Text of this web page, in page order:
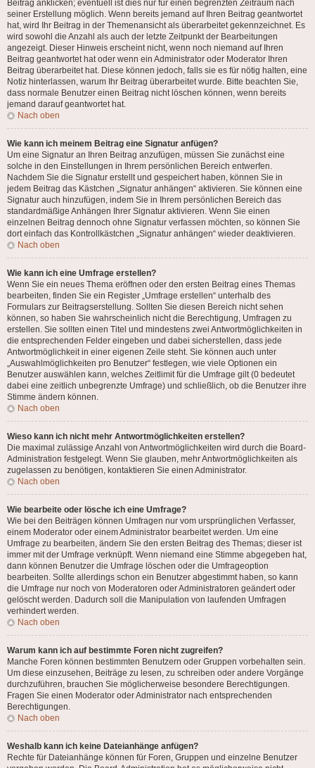
Beitrag anklicken; eventuell ist dies nur für einen begrenzten Zeitraum nach
seiner Erstellung möglich. Wenn bereits jemand auf Ihren Beitrag geantwortet
hat, wird Ihr Beitrag in der Themenansicht als überarbeitet gekennzeichnet. Es
wird sowohl die Anzahl als auch der letzte Zeitpunkt der Bearbeitungen
angezeigt. Dieser Hinweis erscheint nicht, wenn noch niemand auf Ihren
Beitrag geantwortet hat oder wenn ein Administrator oder Moderator Ihren
Beitrag überarbeitet hat. Diese können jedoch, falls sie es für nötig halten, eine
Notiz hinterlassen, warum Ihr Beitrag überarbeitet wurde. Bitte beachten Sie,
dass normale Benutzer einen Beitrag nicht löschen können, wenn bereits
jemand darauf geantwortet hat.
Nach oben
Wie kann ich meinem Beitrag eine Signatur anfügen?
Um eine Signatur an Ihren Beitrag anzufügen, müssen Sie zunächst eine
solche in den Einstellungen in Ihrem persönlichen Bereich entwerfen.
Nachdem Sie die Signatur erstellt und gespeichert haben, können Sie in
jedem Beitrag das Kästchen „Signatur anhängen“ aktivieren. Sie können eine
Signatur auch hinzufügen, indem Sie in Ihrem persönlichen Bereich das
standardmäßige Anhängen Ihrer Signatur aktivieren. Wenn Sie einen
einzelnen Beitrag dennoch ohne Signatur verfassen möchten, so können Sie
dort einfach das Kontrollkästchen „Signatur anhängen“ wieder deaktivieren.
Nach oben
Wie kann ich eine Umfrage erstellen?
Wenn Sie ein neues Thema eröffnen oder den ersten Beitrag eines Themas
bearbeiten, finden Sie ein Register „Umfrage erstellen“ unterhalb des
Formulars zur Beitragserstellung. Sollten Sie diesen Bereich nicht sehen
können, so haben Sie wahrscheinlich nicht die Berechtigung, Umfragen zu
erstellen. Sie sollten einen Titel und mindestens zwei Antwortmöglichkeiten in
die entsprechenden Felder eingeben und dabei sicherstellen, dass jede
Antwortmöglichkeit in einer eigenen Zeile steht. Sie können auch unter
„Auswahlmöglichkeiten pro Benutzer“ festlegen, wie viele Optionen ein
Benutzer auswählen kann, welches Zeitlimit für die Umfrage gilt (0 bedeutet
dabei eine zeitlich unbegrenzte Umfrage) und schließlich, ob die Benutzer ihre
Stimme ändern können.
Nach oben
Wieso kann ich nicht mehr Antwortmöglichkeiten erstellen?
Die maximal zulässige Anzahl von Antwortmöglichkeiten wird durch die Board-
Administration festgelegt. Wenn Sie glauben, mehr Antwortmöglichkeiten als
zugelassen zu benötigen, kontaktieren Sie einen Administrator.
Nach oben
Wie bearbeite oder lösche ich eine Umfrage?
Wie bei den Beiträgen können Umfragen nur vom ursprünglichen Verfasser,
einem Moderator oder einem Administrator bearbeitet werden. Um eine
Umfrage zu bearbeiten, ändern Sie den ersten Beitrag des Themas; dieser ist
immer mit der Umfrage verknüpft. Wenn niemand eine Stimme abgegeben hat,
dann können Benutzer die Umfrage löschen oder die Umfrageoption
bearbeiten. Sollte allerdings schon ein Benutzer abgestimmt haben, so kann
die Umfrage nur noch von Moderatoren oder Administratoren geändert oder
gelöscht werden. Dadurch soll die Manipulation von laufenden Umfragen
verhindert werden.
Nach oben
Warum kann ich auf bestimmte Foren nicht zugreifen?
Manche Foren können bestimmten Benutzern oder Gruppen vorbehalten sein.
Um diese einzusehen, Beiträge zu lesen, zu schreiben oder andere Vorgänge
durchzuführen, brauchen Sie möglicherweise besondere Berechtigungen.
Fragen Sie einen Moderator oder Administrator nach entsprechenden
Berechtigungen.
Nach oben
Weshalb kann ich keine Dateianhänge anfügen?
Rechte für Dateianhänge können für Foren, Gruppen und einzelne Benutzer